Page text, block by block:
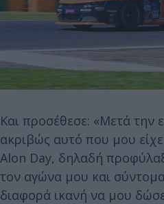
Και προσέθεσε: «Μετά την
ακριβώς αυτό που μου
Alon Day, δηλαδή
τον αγώνα μου και
διαφορά ικανή να μου